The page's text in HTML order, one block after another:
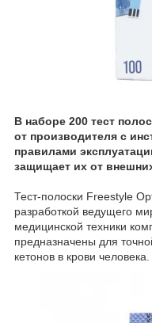
В наборе 200 тест
от производителя с
правилами
защищает их от
Тест-полоски Freestyle
разработкой ведущего
медицинской техники
предназначены для
кетонов в крови человека.